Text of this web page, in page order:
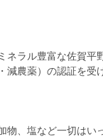
ネラル豊富な佐賀平
減農薬）の認証を受
物、塩など一切はい